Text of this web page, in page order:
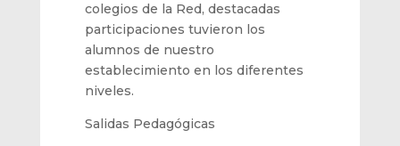
colegios de la Red, destacadas
participaciones tuvieron los
alumnos de nuestro
establecimiento en los diferentes
niveles.
Salidas Pedagógicas